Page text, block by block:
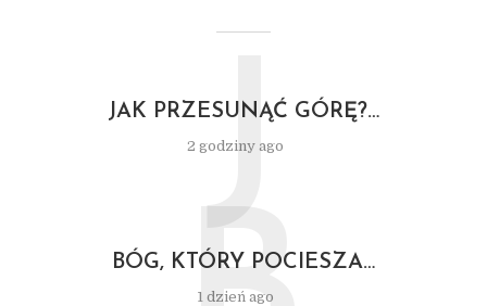
JAK PRZESUNĄĆ GÓRĘ?…
2 godziny ago
J
BÓG, KTÓRY POCIESZA…
1 dzień ago